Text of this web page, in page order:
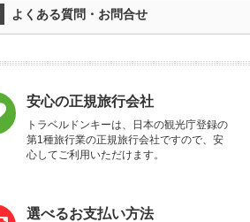
よくある質問・お問合せ
安心の正規旅行会社
トラベルドンキーは、日本の観光庁登録の
第1種旅行業の正規旅行会社ですので、安
心してご利用いただけます。
選べるお支払い方法